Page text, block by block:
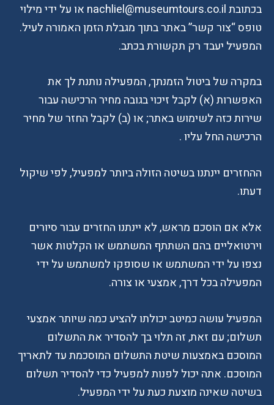
בכתובת nachliel@museumtours.co.il או על ידי מילוי
טופס “צור קשר” באתר בתוך מגבלת הזמן האמורה לעיל.
המפעיל יעבד רק תקשורת בכתב.
במקרה של ביטול הזמנתך, המפעילה נותנת לך את
האפשרות (א) לקבל זיכוי בגובה מחיר הרכישה עבור
שירות כזה לשימוש באתר; או (ב) לקבל החזר של מחיר
הרכישה החל עליו .
ההחזרים יינתנו בשיטה הזולה ביותר למפעיל, לפי שיקול
דעתו.
אלא אם הוסכם מראש, לא יינתנו החזרים עבור סיורים
וירטואליים בהם השתתף המשתמש או הקלטות אשר
נצפו על ידי המשתמש או שסופקו למשתמש על ידי
המפעילה בכל דרך, אמצעי או צורה.
המפעיל עושה כמיטב יכולתו להציע כמה שיותר אמצעי
תשלום; עם זאת, זה תלוי בך להסדיר את התשלום
המוסכם באמצעות שיטת התשלום המוסכמת עד לתאריך
המוסכם. אתה יכול לפנות למפעיל כדי להסדיר תשלום
בשיטה שאינה מוצעת כעת על ידי המפעיל.